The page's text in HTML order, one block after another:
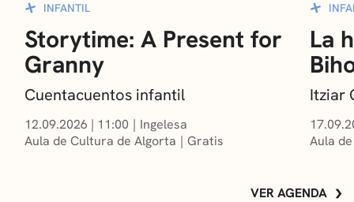
INFANTIL
Storytime: A Present for
Granny
Cuentacuentos infantil
12.09.2026 | 11:00
Ingelesa
Aula de Cultura de Algorta
Gratis
La
Itziar
Aula
VER AGENDA